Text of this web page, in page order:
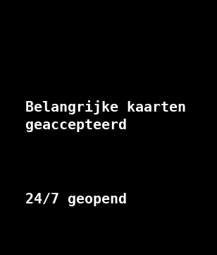
Belangrijke kaarten
geaccepteerd
24/7 geopend